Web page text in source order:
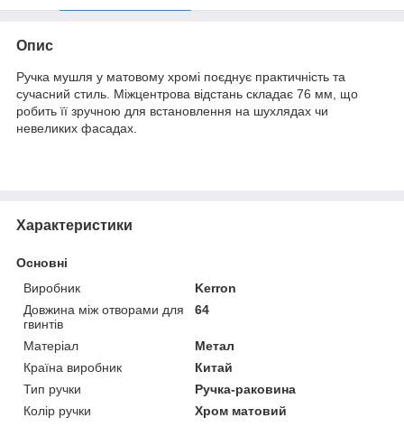
Опис
Ручка мушля у матовому хромі поєднує практичність та
сучасний стиль. Міжцентрова відстань складає 76 мм, що
робить її зручною для встановлення на шухлядах чи
невеликих фасадах.
Характеристики
Основні
Виробник
Kerron
Довжина між отворами для
гвинтів
64
Матеріал
Метал
Країна виробник
Китай
Тип ручки
Ручка-раковина
Колір ручки
Хром матовий